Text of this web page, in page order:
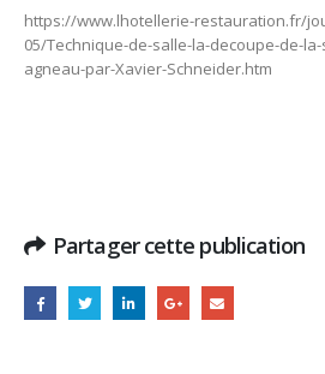
https://www.lhotellerie-restauration.fr/
05/Technique-de-salle-la-decoupe-de-
agneau-par-Xavier-Schneider.htm
Partager cette publication